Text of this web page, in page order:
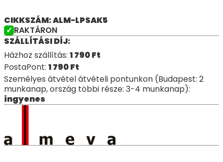
CIKKSZÁM: ALM-LPSAK5
RAKTÁRON
SZÁLLÍTÁSI DÍJ:
Házhoz szállítás: 1 790Ft
PostaPont: 1 790Ft
Személyes átvétel átvételi pontunkon (Budapest: 2
munkanap, ország többi része: 3-4 munkanap):
ingyenes